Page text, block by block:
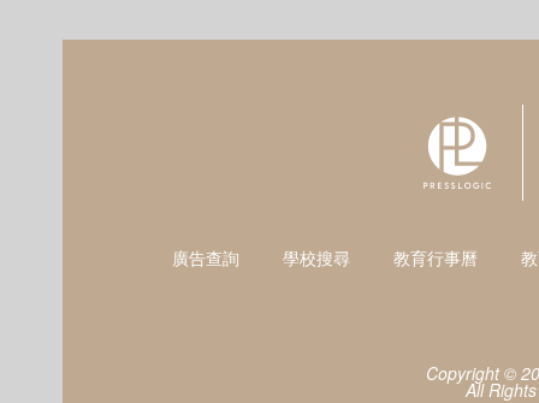
廣告查詢 學校搜尋 教育行事曆
Copyright ©
All